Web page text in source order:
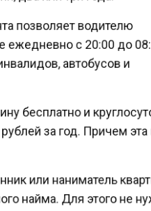
позволяет водителю
ежедневно с 20:00 до
автобусов и
бесплатно и
за год. Причем эта
или наниматель
найма. Для этого не